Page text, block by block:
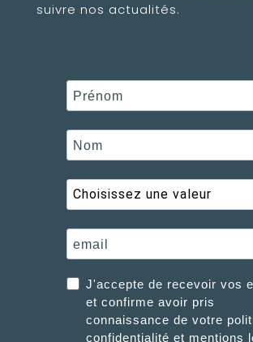
suivre nos actualités.
J'accepte de recevoir vos
et confirme avoir pris
connaissance de votre
confidentialité et mentions